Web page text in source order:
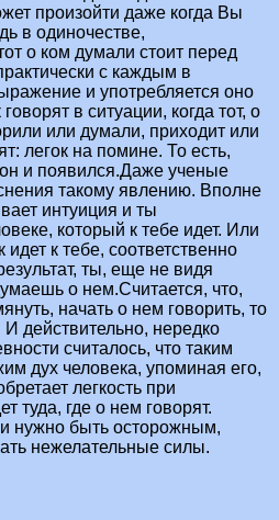
произойти даже когда Вы
в одиночестве,
о ком думали стоит перед
с каждым в
и употребляется оно
в ситуации, когда тот, о
или думали, приходит или
легок на помине. То есть,
и появился.Даже ученые
такому явлению. Вполне
интуиция и ты
который к тебе идет. Или
идет к тебе, соответственно
ты, еще не видя
о нем.Считается, что,
начать о нем говорить, то
И действительно, нередко
считалось, что таким
дух человека, упоминая его,
легкость при
туда, где о нем говорят.
нужно быть осторожным,
нежелательные силы.